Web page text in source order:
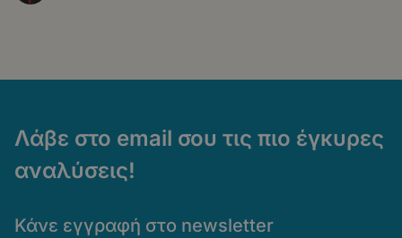
Λάβε στο email σου τις πιο έγκυρες
αναλύσεις!
Κάνε εγγραφή στο newsletter